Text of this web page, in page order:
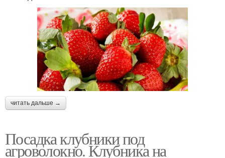
читать дальше →
Посадка клубники под
агроволокно. Клубника на